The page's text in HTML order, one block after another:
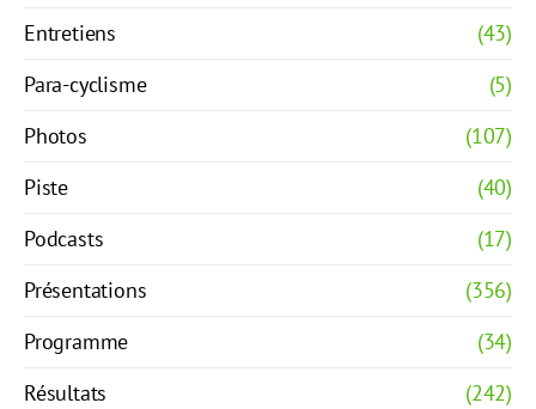
Entretiens
(43)
Para-cyclisme
(5)
Photos
(107)
Piste
(40)
Podcasts
(17)
Présentations
(356)
Programme
(34)
Résultats
(242)